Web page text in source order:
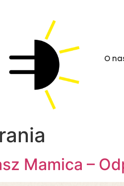
O
Mamica –